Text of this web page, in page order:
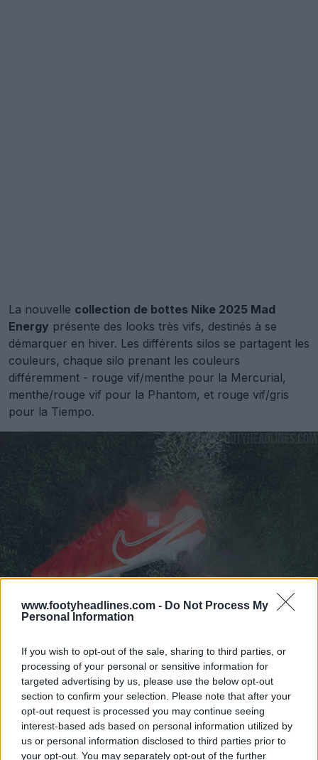
www.footyheadlines.com - Do Not Process My
Personal Information
If you wish to opt-out of the sale, sharing to third parties, or
processing of your personal or sensitive information for
targeted advertising by us, please use the below opt-out
section to confirm your selection. Please note that after your
opt-out request is processed you may continue seeing
interest-based ads based on personal information utilized by
us or personal information disclosed to third parties prior to
your opt-out. You may separately opt-out of the further
La nouvelle collection de bottes Nike 2025 Mad
Energy présente des looks très vifs, destinés à se
démarquer en hiver. Les différents silos se partagent les
couleurs, chaque silo prenant les couleurs
différemment - rouge vif/menthe pour la Mercurial,
menthe/rouge vif pour la Phantom, et rouge vif/gris
pour la Tiempo.